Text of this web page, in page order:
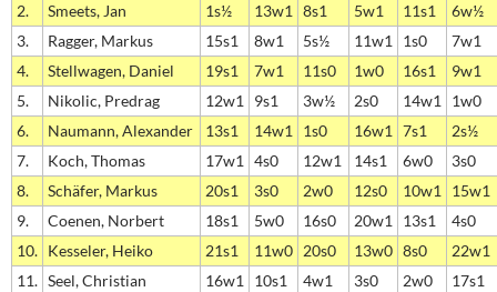
2.
Smeets, Jan 1s½ 13w1 8s1 5w1 11s1
6w½
3.
Ragger, Markus 15s1 8w1 5s½ 11w1 1s0
7w1
4.
Stellwagen, Daniel 19s1 7w1 11s0 1w0 16s1
9w1
5.
Nikolic, Predrag 12w1 9s1 3w½ 2s0 14w1
1w0
6.
Naumann, Alexander 13s1 14w1 1s0 16w1 7s1
2s½
7.
Koch, Thomas 17w1 4s0 12w1 14s1 6w0
3s0
8.
Schäfer, Markus 20s1 3s0 2w0 12s0 10w1
15w1
9.
Coenen, Norbert 18s1 5w0 16s0 20w1 13s1
4s0
10. Kesseler, Heiko 21s1 11w0 20s0 13w0 8s0
22w1
11. Seel, Christian 16w1 10s1 4w1 3s0 2w0
17s1